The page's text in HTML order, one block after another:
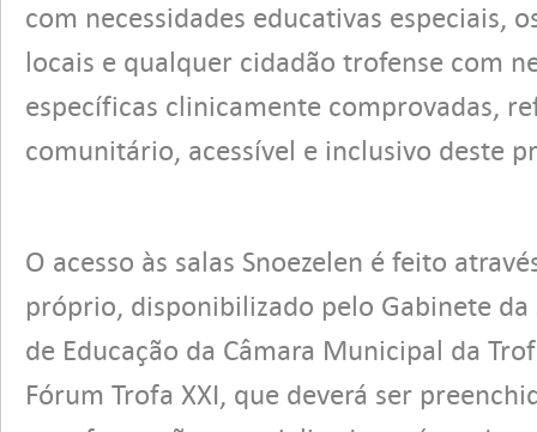
com necessidades educativas especiais,
locais e qualquer cidadão trofense com
específicas clinicamente comprovadas,
comunitário, acessível e inclusivo deste
O acesso às salas Snoezelen é feito
próprio, disponibilizado pelo Gabinete da
de Educação da Câmara Municipal da
Fórum Trofa XXI, que deverá ser